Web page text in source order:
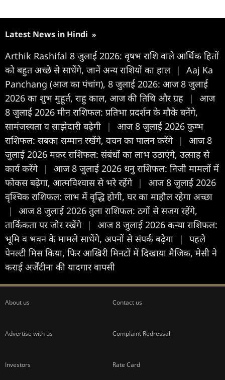
Latest News in Hindi »
Arthik Rashifal 8 जुलाई 2026: वृषभ राशि वाले आर्थिक हितों
को बहुत अच्छे से साधेंगे, जानें अन्य राशियों का हाल |
Aaj Ka
Panchang (आज का पंचांग), 8 जुलाई 2026: आज 8 जुलाई
2026 का शुभ मुहूर्त, राहु काल, आज की तिथि और ग्रह
|
आज
8 जुलाई 2026 मीन राशिफल: प्रतिभा प्रदर्शन के मौके बनेंगे,
सामंजस्यता व साझेदारी बढ़ेगी
|
आज 8 जुलाई 2026 कुम्भ
राशिफल: सबका सम्मान रखेंगे, वचन का पालन करेंगे |
आज 8
जुलाई 2026 मकर राशिफल: संबंधों का लाभ उठाएंगे, उत्साह से
कार्य करेंगे |
आज 8 जुलाई 2026 धनु राशिफल: निजी मामलों में
फोकस बढ़ेगा, आत्मविश्वास से भरे रहेंगे |
आज 8 जुलाई 2026
वृश्चिक राशिफल: लाभ में वृद्धि होगी, घर का माहौल रहेगा अच्छा
|
आज 8 जुलाई 2026 तुला राशिफल: ठगों से सजग रहेंगे,
तार्किकता पर जोर रखेंगे |
आज 8 जुलाई 2026 कन्या राशिफल:
भूमि व भवन के मामले साधेंगे, अपनों से संपर्क बढ़ेगा
|
पहले
पेनल्टी मिस किया, फिर आखिरी मिनटों में दिखाया मैजिक, मेसी ने
कराई अर्जेंटीना की यादगार वापसी
About us Contact us
Advertise with us Complaint Redressal
Investors Rate Card